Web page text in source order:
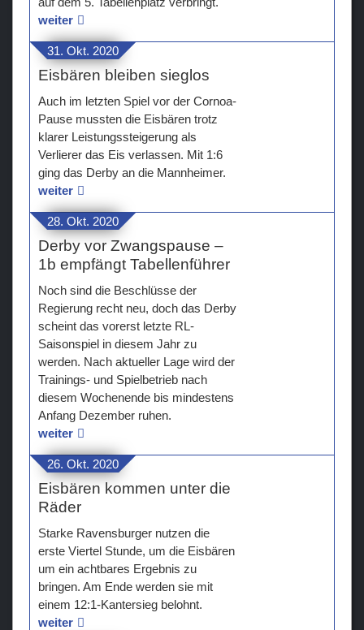
weiter
31. Okt. 2020
Eisbären bleiben sieglos
Auch im letzten Spiel vor der Cornoa-
Pause mussten die Eisbären trotz
klarer Leistungssteigerung als
Verlierer das Eis verlassen. Mit 1:6
ging das Derby an die Mannheimer.
weiter
28. Okt. 2020
Derby vor Zwangspause –
1b empfängt Tabellenführer
Noch sind die Beschlüsse der
Regierung recht neu, doch das Derby
scheint das vorerst letzte RL-
Saisonspiel in diesem Jahr zu
werden. Nach aktueller Lage wird der
Trainings- und Spielbetrieb nach
diesem Wochenende bis mindestens
Anfang Dezember ruhen.
weiter
26. Okt. 2020
Eisbären kommen unter die
Räder
Starke Ravensburger nutzen die
erste Viertel Stunde, um die Eisbären
um ein achtbares Ergebnis zu
bringen. Am Ende werden sie mit
einem 12:1-Kantersieg belohnt.
weiter